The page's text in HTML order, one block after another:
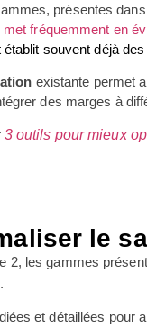
présentes
met fréquemment en
souvent déjà
existante permet
des marges à
3 outils pour mieux
le
2, les gammes
.
et détaillées pour